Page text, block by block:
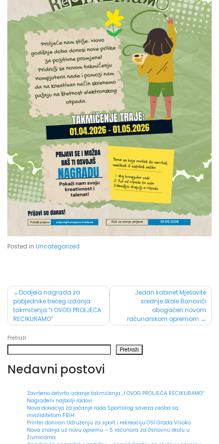
Posted in Uncategorized
Post
navigation
Dodjela nagrada za
pobjednike trećeg izdanja
takmičenja “I OVOG PROLJEĆA
RECIKLIRAMO”
Jedan kabinet Mješovite
srednje škole Banovići
obogaćen novom
računarskom opremom
Pretraži
Pretraži
Nedavni postovi
Završeno četvrto izdanje takmičenja „I OVOG PROLJEĆA RECIKLIRAMO“:
Nagrađeni najbolji radovi
Nova donacija za jačanje rada Sportskog saveza osoba sa
invaliditetom FBiH
Printer doniran Udruženju za sport i rekreaciju OSI Grada Visoko
Nova znanja uz novu opremu – 5 računara za Osnovnu školu u
Živinicama